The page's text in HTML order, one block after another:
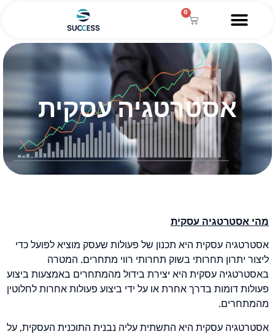
0
אסטרטגיה עסקית
מהי אסטרטגיה עסקית
אסטרטגיה עסקית היא תכנון של פעולות שעסק מוציא לפועל כדי
ליצור יתרון תחרותי בשוק תחרותי רווי מתחרים. המטרה
באסטרטגיה עסקית היא יצירת בידול מהמתחרים באמצעות ביצוע
פעולות דומות בדרך אחרת או על ידי ביצוע פעולות אחרות לחלוטין
מהמתחרים.
אסטרטגיה עסקית היא התשתית עליה נבנית התוכנית העסקית, על